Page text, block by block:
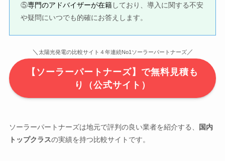
⑤専門のアドバイザーが在籍しており、導入に関する不安
や疑問にいつでも的確にお答えします。
＼ 太陽光発電の比較サイト４年連続No1ソーラーパートナーズ／
【ソーラーパートナーズ】で無料見積も
り（公式サイト）
ソーラーパートナーズは地元で評判の良い業者を紹介する、
国内
トップクラスの実績を持つ比較サイトです。